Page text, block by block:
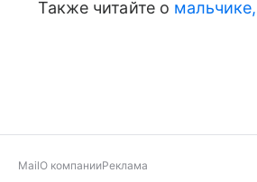
Также читайте о
MailО компанииРеклама